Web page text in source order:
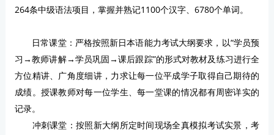
264条中级语法项目，掌握并熟记1100个汉字、6780个单词。
日常课堂：严格按照新日本语能力考试大纲要求，以“学员预
习→教师讲解→学员巩固→课后跟踪”的形式对教材及练习进行全
方位精讲、广角度细讲，力求让每一位平成学子取得自己期待的
成绩。授课教师对每一位学生、每一堂课的情况都有周密详实的
记录。
冲刺课堂：按照新大纲所定时间现场全真模拟考试实景，考